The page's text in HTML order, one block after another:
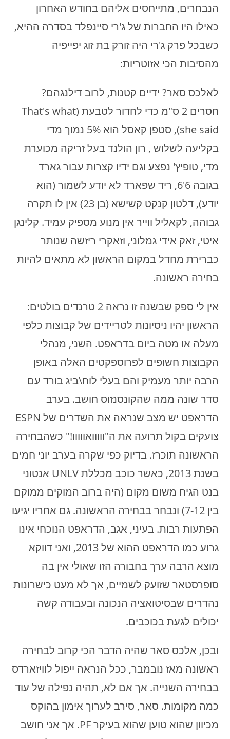
הנבחרים, מתייחסים אליהם בחודש האחרון
כאילו היו החברות של ג'רי סיינפלד בסדרה ההיא,
כשבכל פרק ג'רי היה זורק בת זוג יפייפיה
מהסיבות הכי אזוטריות:
לאלכס סאר? ידיים קטנות, לרוב דילנגהם?
חסרים 2 ס"מ כדי לחדור לטבעת (That's what
she said), סטפן קאסל הוא 5% נמוך מדי
בקליעה לשלוש , רון הולנד בעל זריקה מכוערת
מדי, טופיץ' נפצע וגם ידיו קצרות עבור גארד
בגובה 6'6, ריד שפארד לא יודע לשמור (הוא
יודע), דלטון קנקט קשישא (בן 23) אין לו תקרה
גבוהה, לקאליל ווייר אין מנוע מספיק עמיד. קלינגן
איטי, זאק אידי גמלוני, וזאקרי ריזשה שנותר
כברירת מחדל במקום הראשון לא מתאים להיות
בחירה ראשונה.
אין לי ספק שבשנה זו נראה 2 טרנדים בולטים:
הראשון יהיו ניסיונות לטריידים של קבוצות כלפי
מעלה או מטה ביום בדראפט. השני, מנהלי
הקבוצות חשופים לפרוספקטים האלה באופן
הרבה יותר מעמיק והם בעלי לוח\ביג בורד עם
סדר שונה ממה שהקונסנזוס חושב. בערב
הדראפט יש מצב שנראה את השדרים של ESPN
צועקים בקול תרועה את ה"ווווואווווו!" כשהבחירה
הראשונה תוכרז. בדיוק כפי שקרה בערב יוני חמים
בשנת 2013, כאשר כוכב מכללת UNLV אנטוני
בנט הגיח משום מקום (היה ברוב המוקים ממוקם
בין 7-12) ונבחר בבחירה הראשונה. גם אחריו יגיעו
הפתעות רבות. בעיני, אגב, הדראפט הנוכחי אינו
גרוע כמו הדראפט ההוא של 2013, ואני דווקא
מוצא הרבה ערך בחבורה הזו שאולי אין בה
סופרסטאר שזועק לשמיים, אך לא מעט כישרונות
נהדרים שבסיטואציה הנכונה ובעבודה קשה
יכולים לגעת בכוכבים.
ובכן, אלכס סאר שהיה הדבר הכי קרוב לבחירה
ראשונה מאז נובמבר, ככל הנראה ייפול לוויזארדס
בבחירה השנייה. אך אם לא, תהיה נפילה של עוד
כמה מקומות. סאר, סירב לערוך אימון בהוקס
מכיוון שהוא טוען שהוא בעיקר PF. אך אני חושב